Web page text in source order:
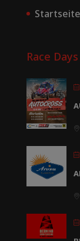
Startseite
Race Days